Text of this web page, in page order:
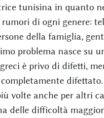
tunisina in quanto
di ogni genere:
della famiglia,
problema nasce su
è privo di difetti,
difettato.
volte anche per altri
delle difficoltà